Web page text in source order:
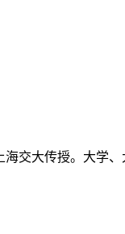
交大传授。大学、